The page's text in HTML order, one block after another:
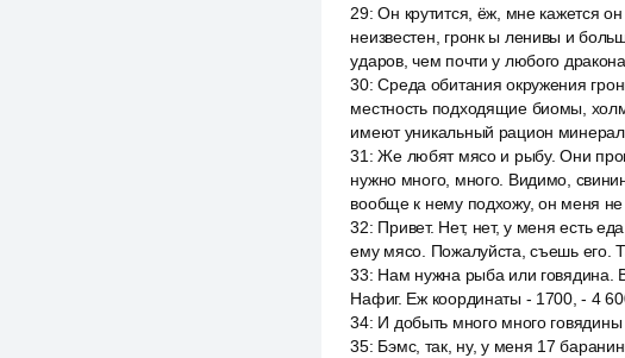
29:Он крутится, ёж, мне кажется он
неизвестен, гронк ы ленивы и
ударов, чем почти у любого дракона.
30:Среда обитания окружения
местность подходящие биомы,
имеют уникальный рацион
31 :Же любят мясо и рыбу. Они
нужно много, много. Видимо,
вообще к нему подхожу, он меня не
32: Привет. Нет, нет, у меня есть
ему мясо. Пожалуйста, съешь его.
33: Нам нужна рыба или говядина.
Нафиг. Еж координаты - 1700, - 4
34: И добыть много много говядины
35: Бэмс, так, ну, у меня 17